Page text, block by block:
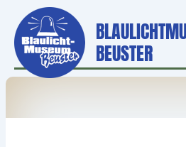
Inhalt
springen
BEUSTER